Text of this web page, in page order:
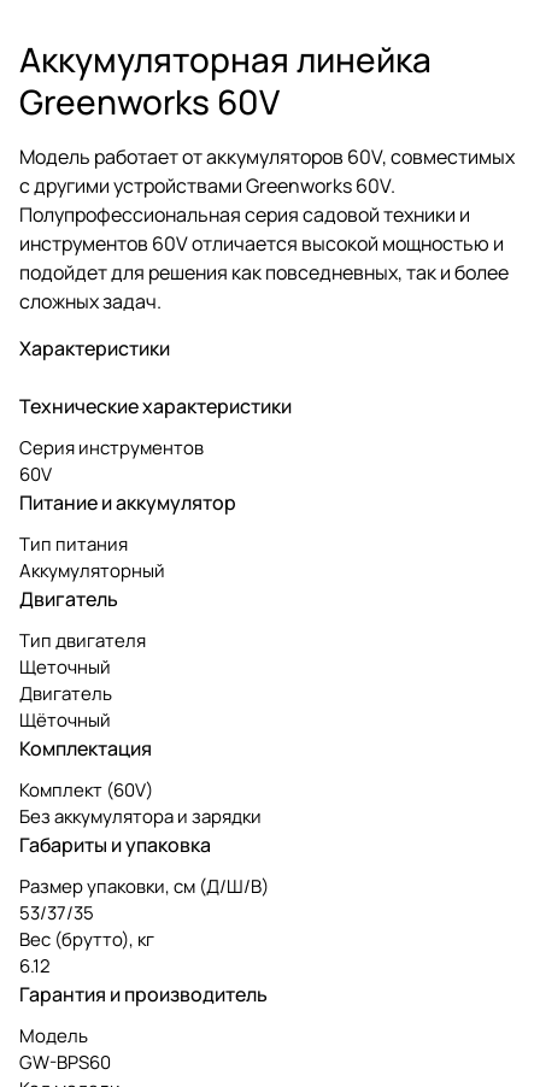
Аккумуляторная линейка
Greenworks 60V
Модель работает от аккумуляторов 60V, совместимых
с другими устройствами Greenworks 60V.
Полупрофессиональная серия садовой техники и
инструментов 60V отличается высокой мощностью и
подойдет для решения как повседневных, так и более
сложных задач.
Характеристики
Технические характеристики
Серия инструментов
60V
Питание и аккумулятор
Тип питания
Аккумуляторный
Двигатель
Тип двигателя
Щеточный
Двигатель
Щёточный
Комплектация
Комплект (60V)
Без аккумулятора и зарядки
Габариты и упаковка
Размер упаковки, см (Д/Ш/В)
53/37/35
Вес (брутто), кг
6.12
Гарантия и производитель
Модель
GW-BPS60